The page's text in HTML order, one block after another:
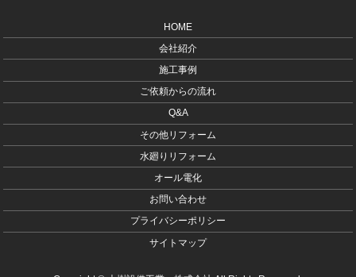
HOME
会社紹介
施工事例
ご依頼からの流れ
Q&A
その他リフォーム
水廻りリフォーム
オール電化
お問い合わせ
プライバシーポリシー
サイトマップ